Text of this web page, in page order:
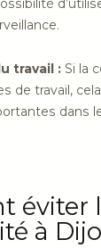
travail : Si la
de travail,
dans
éviter
à